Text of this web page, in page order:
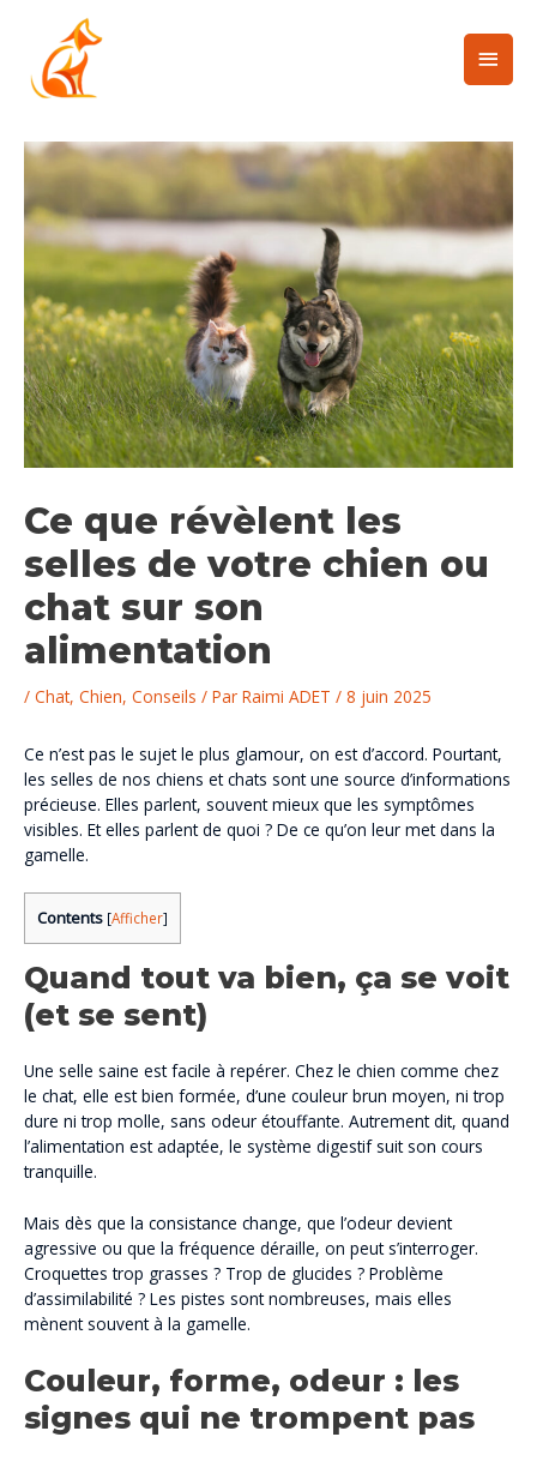
Ce que révèlent les
selles de votre chien ou
chat sur son
alimentation
/ Chat, Chien, Conseils / Par Raimi ADET / 8 juin 2025
Ce n’est pas le sujet le plus glamour, on est d’accord. Pourtant,
les selles de nos chiens et chats sont une source d’informations
précieuse. Elles parlent, souvent mieux que les symptômes
visibles. Et elles parlent de quoi ? De ce qu’on leur met dans la
gamelle.
Contents [Afficher]
Quand tout va bien, ça se voit
(et se sent)
Une selle saine est facile à repérer. Chez le chien comme chez
le chat, elle est bien formée, d’une couleur brun moyen, ni trop
dure ni trop molle, sans odeur étouffante. Autrement dit, quand
l’alimentation est adaptée, le système digestif suit son cours
tranquille.
Mais dès que la consistance change, que l’odeur devient
agressive ou que la fréquence déraille, on peut s’interroger.
Croquettes trop grasses ? Trop de glucides ? Problème
d’assimilabilité ? Les pistes sont nombreuses, mais elles
mènent souvent à la gamelle.
Couleur, forme, odeur : les
signes qui ne trompent pas